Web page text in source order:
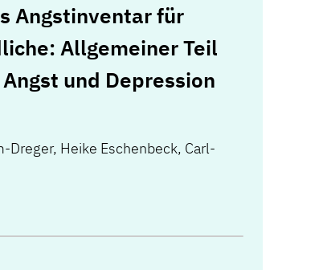
Angstinventar für
Allgemeiner Teil
und Depression
Dreger, Heike Eschenbeck, Carl-